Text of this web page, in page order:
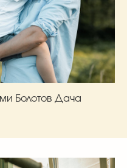
Болотов Дача